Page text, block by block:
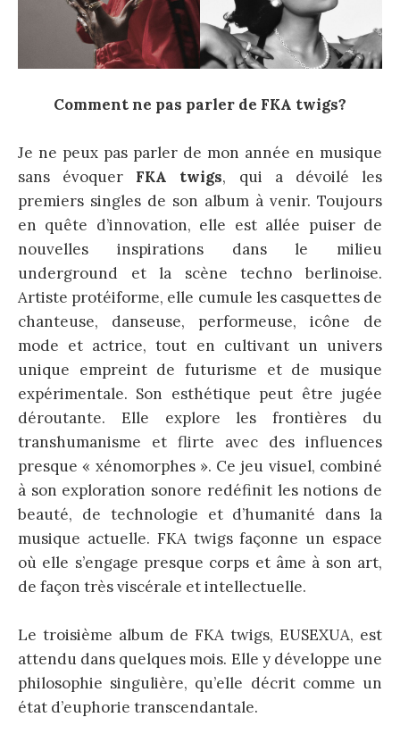
Comment ne pas parler de FKA twigs?
Je ne peux pas parler de mon année en musique
sans évoquer FKA twigs, qui a dévoilé les
premiers singles de son album à venir. Toujours
en quête d’innovation, elle est allée puiser de
nouvelles inspirations dans le milieu
underground et la scène techno berlinoise.
Artiste protéiforme, elle cumule les casquettes de
chanteuse, danseuse, performeuse, icône de
mode et actrice, tout en cultivant un univers
unique empreint de futurisme et de musique
expérimentale. Son esthétique peut être jugée
déroutante. Elle explore les frontières du
transhumanisme et flirte avec des influences
presque « xénomorphes ». Ce jeu visuel, combiné
à son exploration sonore redéfinit les notions de
beauté, de technologie et d’humanité dans la
musique actuelle. FKA twigs façonne un espace
où elle s’engage presque corps et âme à son art,
de façon très viscérale et intellectuelle.
Le troisième album de FKA twigs, EUSEXUA, est
attendu dans quelques mois. Elle y développe une
philosophie singulière, qu’elle décrit comme un
état d’euphorie transcendantale.